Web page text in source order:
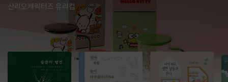
산리오캐릭터즈 유리컵